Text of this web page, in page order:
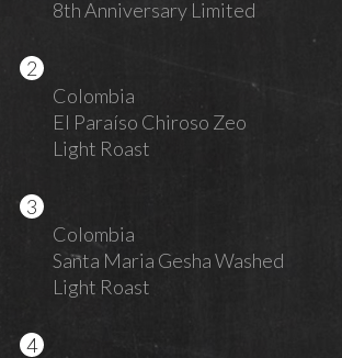
8th Anniversary Limited
Colombia
El Paraíso Chiroso Zeo
Light Roast
Colombia
Santa Maria Gesha Washed
Light Roast